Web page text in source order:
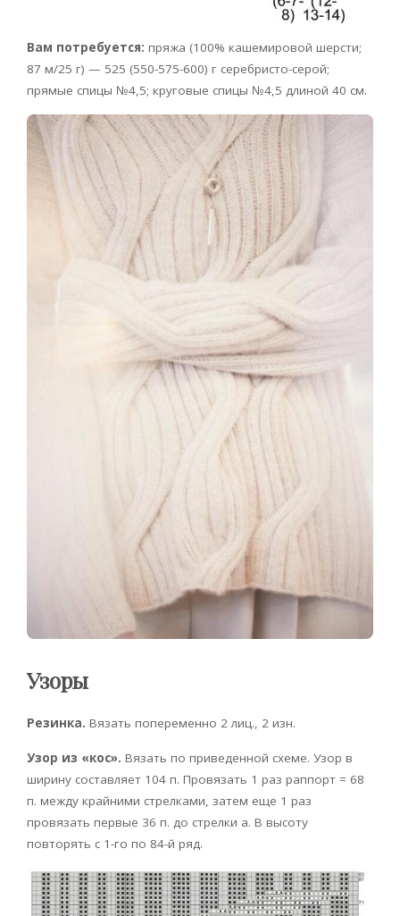
Вам потребуется: пряжа (100% кашемировой шерсти;
87 м/25 г) — 525 (550-575-600) г серебристо-серой;
прямые спицы №4,5; круговые спицы №4,5 длиной 40 см.
Узоры
Резинка. Вязать попеременно 2 лиц., 2 изн.
Узор из «кос». Вязать по приведенной схеме. Узор в
ширину составляет 104 п. Провязать 1 раз раппорт = 68
п. между крайними стрелками, затем еще 1 раз
провязать первые 36 п. до стрелки а. В высоту
повторять с 1-го по 84-й ряд.